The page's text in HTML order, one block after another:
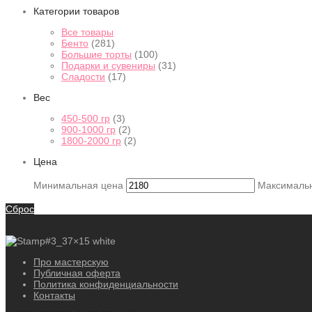
Категории товаров
Все товары
Бенто (281)
Большие торты (100)
Подарки и сувениры (31)
Сладости (17)
Вес
450-500 гр (3)
900-1000 гр (2)
1800-2000 гр (2)
Цена
Минимальная цена
Сброс
Про мастерскую
Публичная оферта
Политика конфиденциальности
Контакты